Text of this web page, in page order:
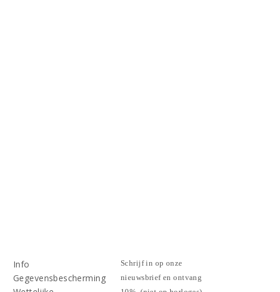
Info
Gegevensbescherming
Schrijf in op onze
nieuwsbrief en ontvang